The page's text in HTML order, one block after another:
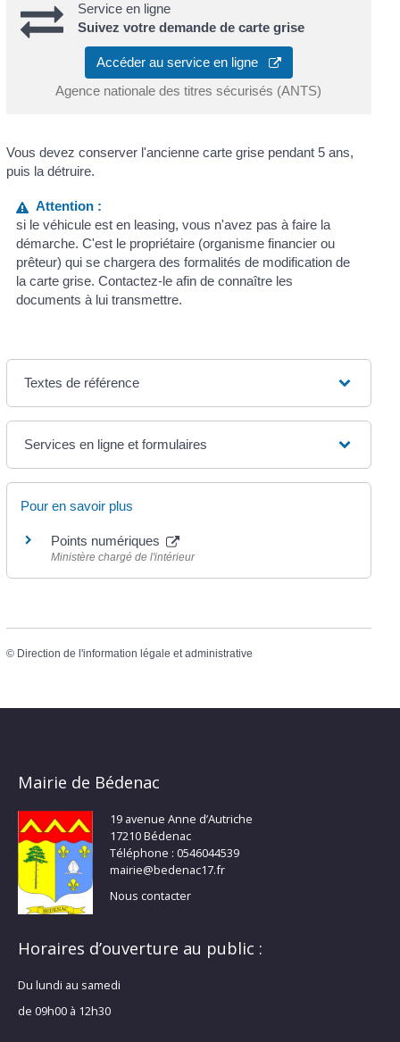
Service en ligne
Suivez votre demande de carte grise
Accéder au service en ligne
Agence nationale des titres sécurisés (ANTS)
Vous devez conserver l'ancienne carte grise pendant 5 ans,
puis la détruire.
Attention :
si le véhicule est en leasing, vous n'avez pas à faire la
démarche. C'est le propriétaire (organisme financier ou
prêteur) qui se chargera des formalités de modification de
la carte grise. Contactez-le afin de connaître les
documents à lui transmettre.
Textes de référence
Services en ligne et formulaires
Pour en savoir plus
Points numériques
Ministère chargé de l'intérieur
© Direction de l'information légale et administrative
Mairie de Bédenac
19 avenue Anne d’Autriche
17210 Bédenac
Téléphone : 0546044539
mairie@bedenac17.fr
Nous contacter
Horaires d’ouverture au public :
Du lundi au samedi
de 09h00 à 12h30